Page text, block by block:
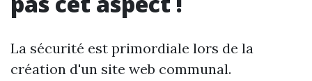
La sécurité est primordiale lors de la
création d'un site web communal.